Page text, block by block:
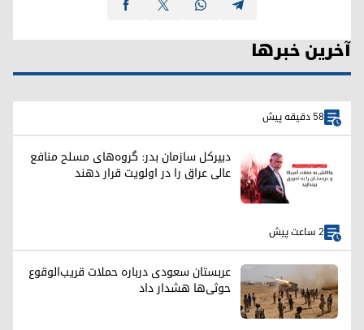
آخرین خبرها
58 دقیقه پیش
دبیرکل سازمان بدر: گروه‌های مسلح منافع
عالی عراق را در اولویت قرار دهند
2 ساعت پیش
عربستان سعودی درباره حملات قریب‌الوقوع
حوثی‌ها هشدار داد